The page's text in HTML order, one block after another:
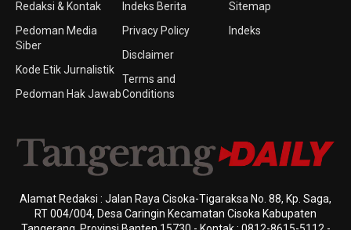
Redaksi & Kontak
Pedoman Media
Siber
Kode Etik Jurnalistik
Pedoman Hak Jawab
Indeks Berita
Privacy Policy
Disclaimer
Terms and
Conditions
Sitemap
Indeks
Alamat Redaksi : Jalan Raya Cisoka-Tigaraksa No. 88, Kp. Saga,
RT 004/004, Desa Caringin Kecamatan Cisoka Kabupaten